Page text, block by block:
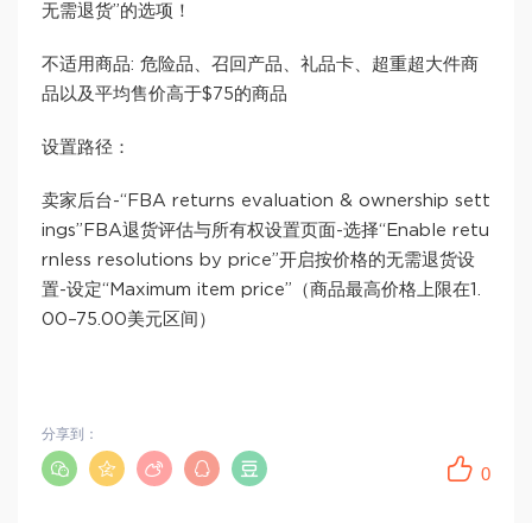
无需退货”的选项！
不适用商品: 危险品、召回产品、礼品卡、超重超大件商
品以及平均售价高于$75的商品
设置路径：
卖家后台-“FBA returns evaluation & ownership sett
ings”FBA退货评估与所有权设置页面-选择“Enable retu
rnless resolutions by price”开启按价格的无需退货设
置-设定“Maximum item price”（商品最高价格上限在1.
00–75.00美元区间）
0
分享到：